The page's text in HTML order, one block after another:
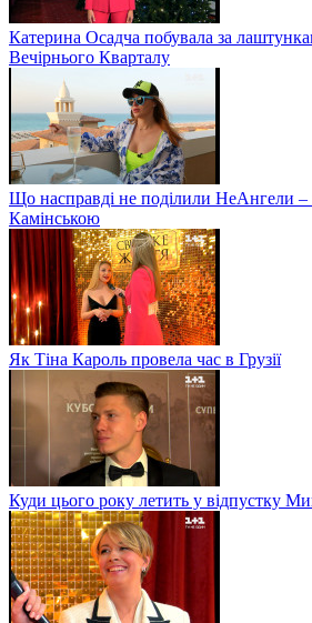
Катерина Осадча побувала за
Вечірнього Кварталу
Що насправді не поділили НеАнгели –
Камінською
Як Тіна Кароль провела час в Грузії
Куди цього року летить у відпустку